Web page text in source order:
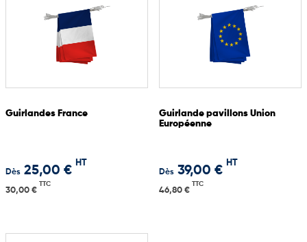
Guirlandes France
Dès 25,00 €
HT
30,00 €
TTC
Guirlande pavillons Union
Européenne
Dès 39,00 €
HT
46,80 €
TTC